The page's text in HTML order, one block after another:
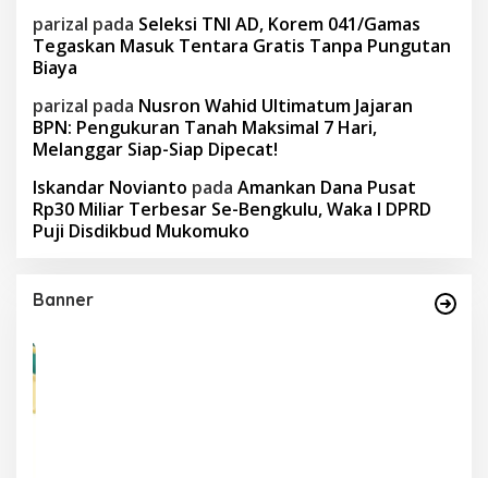
parizal pada Seleksi TNI AD, Korem 041/Gamas
Tegaskan Masuk Tentara Gratis Tanpa Pungutan
Biaya
parizal pada Nusron Wahid Ultimatum Jajaran
BPN: Pengukuran Tanah Maksimal 7 Hari,
Melanggar Siap-Siap Dipecat!
Iskandar Novianto pada Amankan Dana Pusat
Rp30 Miliar Terbesar Se-Bengkulu, Waka I DPRD
Puji Disdikbud Mukomuko
Banner